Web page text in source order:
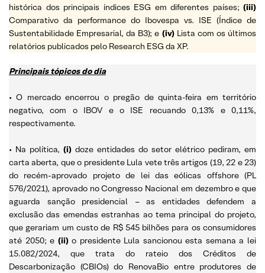
histórica dos principais índices ESG em diferentes países; (iii)
Comparativo da performance do Ibovespa vs. ISE (Índice de
Sustentabilidade Empresarial, da B3); e (iv)Lista com os últimos
relatórios publicados pelo Research ESG da XP.
Principais tópicos do dia
• O mercado encerrou o pregão de quinta-feira em território
negativo, com o IBOV e o ISE recuando 0,13% e 0,11%,
respectivamente.
• Na política, (i) doze entidades do setor elétrico pediram, em
carta aberta, que o presidente Lula vete três artigos (19, 22 e 23)
do recém-aprovado projeto de lei das eólicas offshore (PL
576/2021), aprovado no Congresso Nacional em dezembro e que
aguarda sanção presidencial – as entidades defendem a
exclusão das emendas estranhas ao tema principal do projeto,
que gerariam um custo de R$ 545 bilhões para os consumidores
até 2050; e (ii)o presidente Lula sancionou esta semana a lei
15.082/2024, que trata do rateio dos Créditos de
Descarbonização (CBIOs) do RenovaBio entre produtores de